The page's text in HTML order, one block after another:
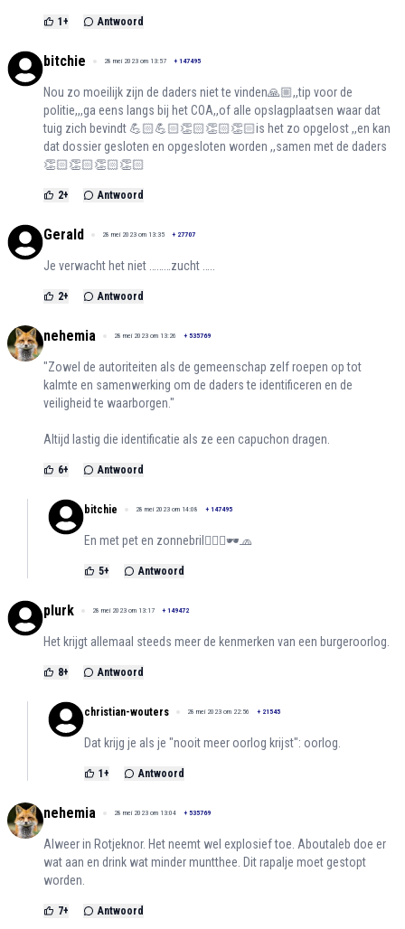
1 + Antwoord
bitchie 28 mei 2023 om 13:57 + 147495
Nou zo moeilijk zijn de daders niet te vinden🙏🏼,,tip voor de
politie,,,ga eens langs bij het COA,,of alle opslagplaatsen waar dat
tuig zich bevindt 💪🏻💪🏻👏🏻👏🏻👏🏻is het zo opgelost ,,en kan
dat dossier gesloten en opgesloten worden ,,samen met de daders
👏🏻👏🏻👏🏻👏🏻
2+ Antwoord
Gerald 28 mei 2023 om 13:35 + 27707
Je verwacht het niet ………zucht …..
2+ Antwoord
nehemia 28 mei 2023 om 13:26 + 535769
"Zowel de autoriteiten als de gemeenschap zelf roepen op tot
kalmte en samenwerking om de daders te identificeren en de
veiligheid te waarborgen."
Altijd lastig die identificatie als ze een capuchon dragen.
6+ Antwoord
bitchie 28 mei 2023 om 14:08 + 147495
En met pet en zonnebril👳🏿‍♂️🕶️🧢
5+ Antwoord
plurk 28 mei 2023 om 13:17 + 149472
Het krijgt allemaal steeds meer de kenmerken van een burgeroorlog.
8+ Antwoord
christian-wouters 28 mei 2023 om 22:56 + 21545
Dat krijg je als je "nooit meer oorlog krijst": oorlog.
1 + Antwoord
nehemia 28 mei 2023 om 13:04 + 535769
Alweer in Rotjeknor. Het neemt wel explosief toe. Aboutaleb doe er
wat aan en drink wat minder muntthee. Dit rapalje moet gestopt
worden.
7+ Antwoord